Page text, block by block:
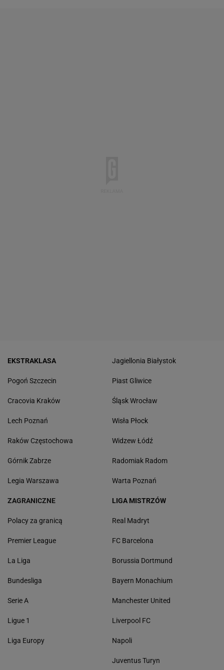
EKSTRAKLASA
Pogoń Szczecin
Cracovia Kraków
Lech Poznań
Raków Częstochowa
Górnik Zabrze
Legia Warszawa
Jagiellonia Białystok
Piast Gliwice
Śląsk Wrocław
Wisła Płock
Widzew Łódź
Radomiak Radom
Warta Poznań
ZAGRANICZNE
Polacy za granicą
Premier League
La Liga
Bundesliga
Serie A
Ligue 1
Liga Europy
LIGA MISTRZÓW
Real Madryt
FC Barcelona
Borussia Dortmund
Bayern Monachium
Manchester United
Liverpool FC
Napoli
Juventus Turyn